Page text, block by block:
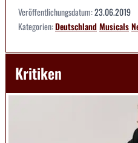
Veröffentlichungsdatum:23.06.2019
Kategorien:DeutschlandMusicals
Kritiken